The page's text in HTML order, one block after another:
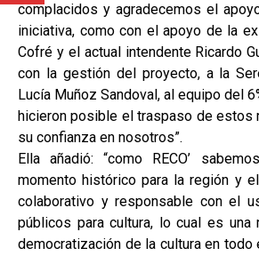
complacidos y agradecemos el
iniciativa, como con el apoyo de la
Cofré y el actual intendente Ricardo
con la gestión del proyecto, a la
Lucía Muñoz Sandoval, al equipo del
hicieron posible el traspaso de estos
su confianza en nosotros”.
Ella añadió: “como RECO’
momento histórico para la región y
colaborativo y responsable con el
públicos para cultura, lo cual es una
democratización de la cultura en todo